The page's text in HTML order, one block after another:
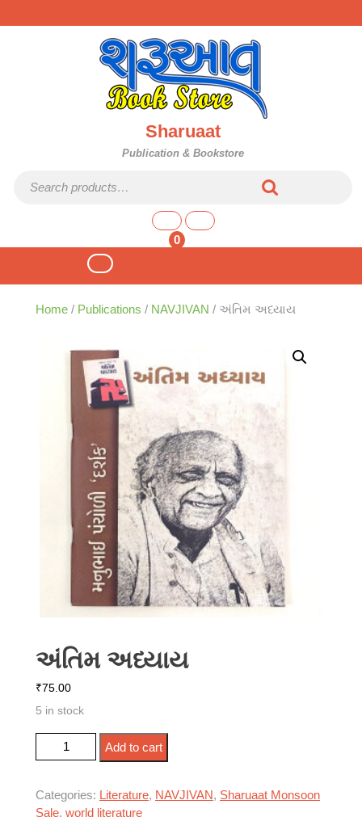
to
Sharuaat
Publication & Bookstore
0
shopping
Open
Button
Home / Publications / NAVJIVAN / અંતિમ અધ્યાય
અંતિમ અધ્યાય
₹75.00
5 in stock
અંતિમ અધ્યાય quantity
Add to cart
Categories: Literature, NAVJIVAN, Sharuaat Monsoon
Sale, world literature